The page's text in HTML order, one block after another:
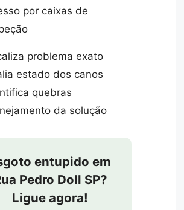
por caixas de
problema exato
estado dos canos
quebras
da solução
entupido em
Pedro Doll SP?
Ligue agora!